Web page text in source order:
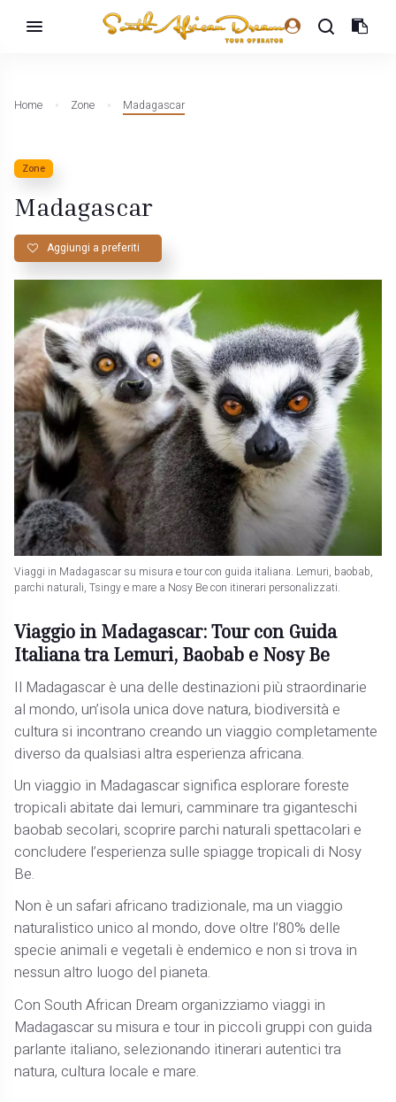
Home Zone Madagascar
Zone
Madagascar
Aggiungi a preferiti
Viaggi in Madagascar su misura e tour con guida italiana. Lemuri, baobab,
parchi naturali, Tsingy e mare a Nosy Be con itinerari personalizzati.
Viaggio in Madagascar: Tour con Guida
Italiana tra Lemuri, Baobab e Nosy Be
Il Madagascar è una delle destinazioni più straordinarie
al mondo, un’isola unica dove natura, biodiversità e
cultura si incontrano creando un viaggio completamente
diverso da qualsiasi altra esperienza africana.
Un viaggio in Madagascar significa esplorare foreste
tropicali abitate dai lemuri, camminare tra giganteschi
baobab secolari, scoprire parchi naturali spettacolari e
concludere l’esperienza sulle spiagge tropicali di Nosy
Be.
Non è un safari africano tradizionale, ma un viaggio
naturalistico unico al mondo, dove oltre l’80% delle
specie animali e vegetali è endemico e non si trova in
nessun altro luogo del pianeta.
Con South African Dream organizziamo viaggi in
Madagascar su misura e tour in piccoli gruppi con guida
parlante italiano, selezionando itinerari autentici tra
natura, cultura locale e mare.